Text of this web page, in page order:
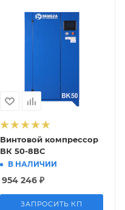
Винтовой компрессор
ВК 50-8ВС
В НАЛИЧИИ
954 246 ₽
ЗАПРОСИТЬ КП